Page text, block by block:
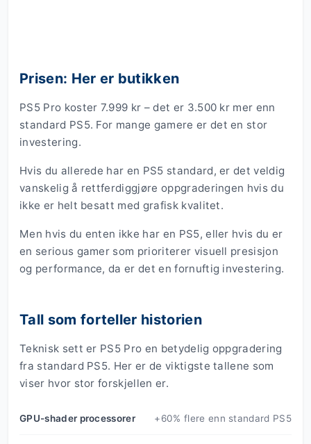
Prisen: Her er butikken
PS5 Pro koster 7.999 kr – det er 3.500 kr mer enn
standard PS5. For mange gamere er det en stor
investering.
Hvis du allerede har en PS5 standard, er det veldig
vanskelig å rettferdiggjøre oppgraderingen hvis du
ikke er helt besatt med grafisk kvalitet.
Men hvis du enten ikke har en PS5, eller hvis du er
en serious gamer som prioriterer visuell presisjon
og performance, da er det en fornuftig investering.
Tall som forteller historien
Teknisk sett er PS5 Pro en betydelig oppgradering
fra standard PS5. Her er de viktigste tallene som
viser hvor stor forskjellen er.
GPU-shader processorer +60% flere enn standard PS5